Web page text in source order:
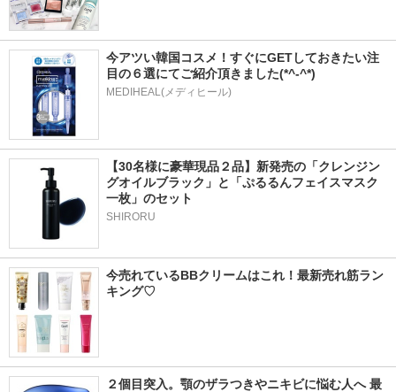
今アツい韓国コスメ！すぐにGETしておきたい注
目の６選にてご紹介頂きました(*^-^*)
MEDIHEAL(メディヒール)
【30名様に豪華現品２品】新発売の「クレンジン
グオイルブラック」と「ぷるるんフェイスマスク
一枚」のセット
SHIRORU
今売れているBBクリームはこれ！最新売れ筋ラン
キング♡
２個目突入。顎のザラつきやニキビに悩む人へ 最